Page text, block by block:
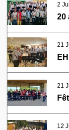
2
20
21
21
12